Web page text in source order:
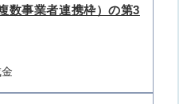
数事業者連携枠）の第3